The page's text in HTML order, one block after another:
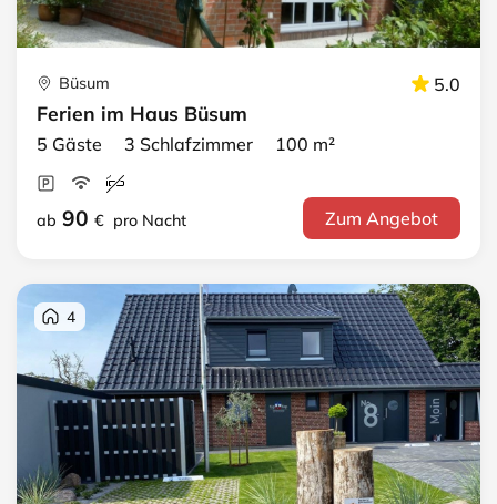
Büsum 5.0
Ferien im Haus Büsum
5 Gäste 3 Schlafzimmer 100 m²
ab 90 € pro Nacht Zum Angebot
4